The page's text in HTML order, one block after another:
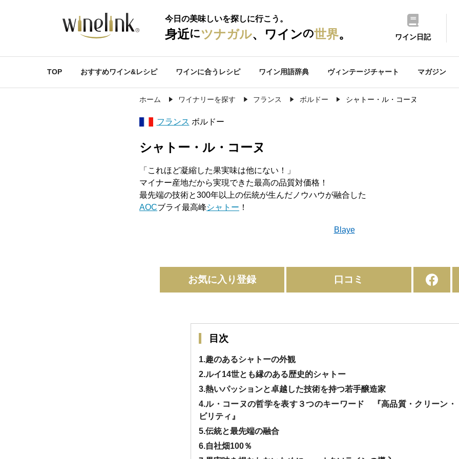
今日の美味しいを探しに行こう。
身近にツナガル、ワインの世界。 ワイン日記
TOP おすすめワイン&レシピ ワインに合うレシピ ワイン用語辞典 ヴィンテージチャート マガジン
ホーム ワイナリーを探す フランス ボルドー シャトー・ル・コーヌ
フランス ボルドー
シャトー・ル・コーヌ
「これほど凝縮した果実味は他にない！」
マイナー産地だから実現できた最高の品質対価格！
最先端の技術と300年以上の伝統が生んだノウハウが融合した
AOCブライ最高峰シャトー ！
Blaye
お気に入り登録 口コミ
目次
1.趣のあるシャトーの外観
2.ルイ14世とも縁のある歴史的シャトー
3.熱いパッションと卓越した技術を持つ若手醸造家
4.ル・コーヌの哲学を表す３つのキーワード 『高品質・クリーン・
ビリティ』
5.伝統と最先端の融合
6.自社畑100％